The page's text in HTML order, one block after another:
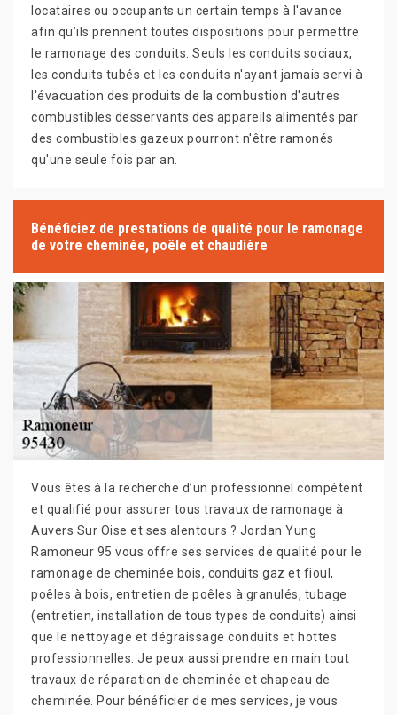
locataires ou occupants un certain temps à l'avance
afin qu’ils prennent toutes dispositions pour permettre
le ramonage des conduits. Seuls les conduits sociaux,
les conduits tubés et les conduits n'ayant jamais servi à
l'évacuation des produits de la combustion d'autres
combustibles desservants des appareils alimentés par
des combustibles gazeux pourront n'être ramonés
qu'une seule fois par an.
Bénéficiez de prestations de qualité pour le ramonage
de votre cheminée, poêle et chaudière
Vous êtes à la recherche d’un professionnel compétent
et qualifié pour assurer tous travaux de ramonage à
Auvers Sur Oise et ses alentours ? Jordan Yung
Ramoneur 95 vous offre ses services de qualité pour le
ramonage de cheminée bois, conduits gaz et fioul,
poêles à bois, entretien de poêles à granulés, tubage
(entretien, installation de tous types de conduits) ainsi
que le nettoyage et dégraissage conduits et hottes
professionnelles. Je peux aussi prendre en main tout
travaux de réparation de cheminée et chapeau de
cheminée. Pour bénéficier de mes services, je vous